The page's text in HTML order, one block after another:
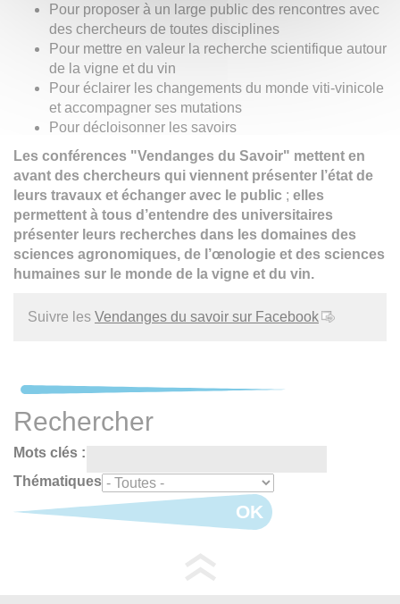
Pour proposer à un large public des rencontres avec
des chercheurs de toutes disciplines
Pour mettre en valeur la recherche scientifique autour
de la vigne et du vin
Pour éclairer les changements du monde viti-vinicole
et accompagner ses mutations
Pour décloisonner les savoirs
Les conférences "Vendanges du Savoir" mettent en
avant des chercheurs qui viennent présenter l’état de
leurs travaux et échanger avec le public ; elles
permettent à tous d’entendre des universitaires
présenter leurs recherches dans les domaines des
sciences agronomiques, de l’œnologie et des sciences
humaines sur le monde de la vigne et du vin.
Suivre les Vendanges du savoir sur Facebook
Rechercher
Mots clés :
Thématiques
OK